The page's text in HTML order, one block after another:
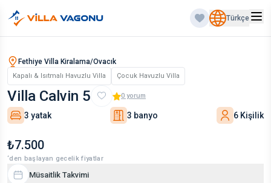
Türkçe
Fethiye Villa Kiralama/Ovacık
Kapalı & Isıtmalı Havuzlu Villa Çocuk Havuzlu Villa
Villa Calvin 5 0 yorum
3 yatak 3 banyo 6 Kişilik
₺7.500
‘den başlayan gecelik fiyatlar
Müsaitlik Takvimi